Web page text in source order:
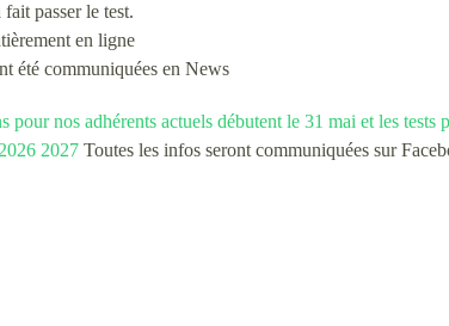
passer le test.
en ligne
été communiquées en News
pour nos adhérents actuels débutent le 31 mai et les tests
2027 Toutes les infos seront communiquées sur